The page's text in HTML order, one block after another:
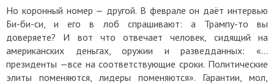
Но коронный номер — другой. В феврале он даёт интервью
Би-би-си, и его в лоб спрашивают: а Трампу-то вы
доверяете? И вот что отвечает человек, сидящий на
американских деньгах, оружии и разведданных: «…
президенты —все на соответствующие сроки. Политические
элиты поменяются, лидеры поменяются». Гарантии, мол,